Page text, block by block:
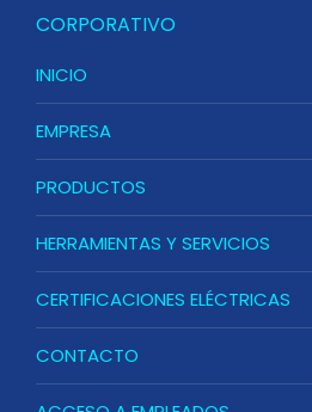
CORPORATIVO
INICIO
EMPRESA
PRODUCTOS
HERRAMIENTAS Y SERVICIOS
CERTIFICACIONES ELÉCTRICAS
CONTACTO